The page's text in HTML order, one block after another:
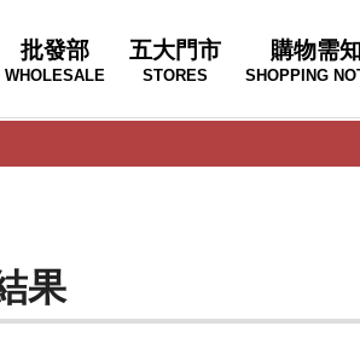
批發部
WHOLESALE
五大門市
STORES
購物需
SHOPPING
果